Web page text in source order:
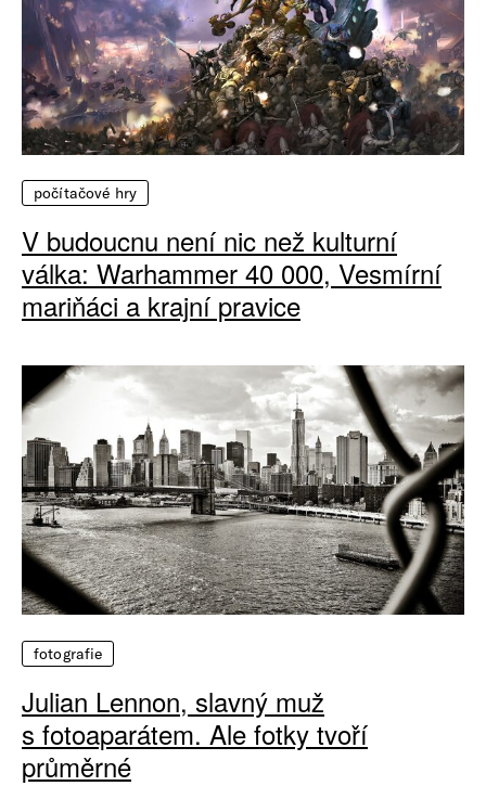
počítačové hry
V budoucnu není nic než kulturní
válka: Warhammer 40 000, Vesmírní
mariňáci a krajní pravice
fotografie
Julian Lennon, slavný muž
s fotoaparátem. Ale fotky tvoří
průměrné